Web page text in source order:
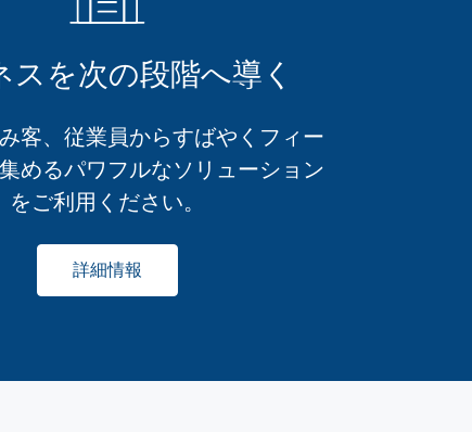
スを次の段階へ導く
客、従業員からすばやくフィー
めるパワフルなソリューション
をご利用ください。
詳細情報